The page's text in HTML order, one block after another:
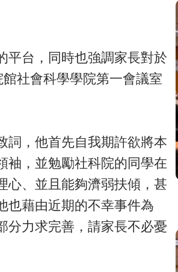
平台，同時也強調家長對於
社會科學學院第一會議室
詞，他首先自我期許欲將本
袖，並勉勵社科院的同學在
心、並且能夠濟弱扶傾，甚
也藉由近期的不幸事件為
分力求完善，請家長不必憂